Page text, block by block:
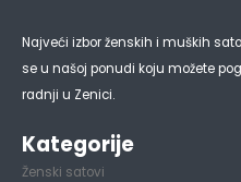
Najveći izbor ženskih i muških
se u našoj ponudi koju možete
radnji u Zenici.
Kategorije
Ženski satovi